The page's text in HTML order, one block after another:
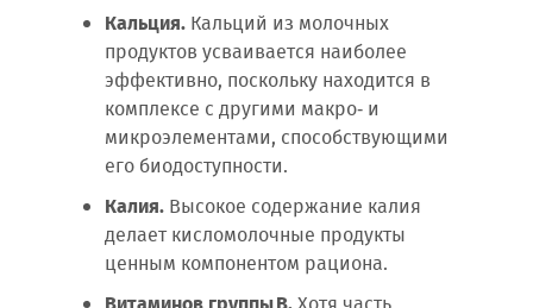
Кальция. Кальций из молочных
продуктов усваивается наиболее
эффективно, поскольку находится в
комплексе с другими макро‑ и
микроэлементами, способствующими
его биодоступности.
Калия. Высокое содержание калия
делает кисломолочные продукты
ценным компонентом рациона.